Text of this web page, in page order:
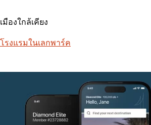
เมืองใกล้เคียง
โรงแรมในเลกพาร์ค